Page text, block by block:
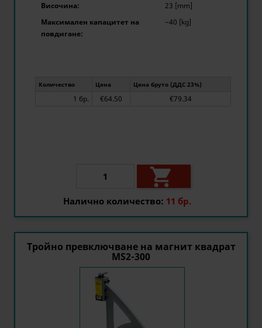
Височина:
23 [mm]
Максимален капацитет на
повдигане:
~40 [kg]
Количество Цена Цена бруто (ДДС 23%)
1 бр. €64.50 €79.34

Налично количество: 11 бр.
Тройно превключване на магнит квадрат
MS2-300